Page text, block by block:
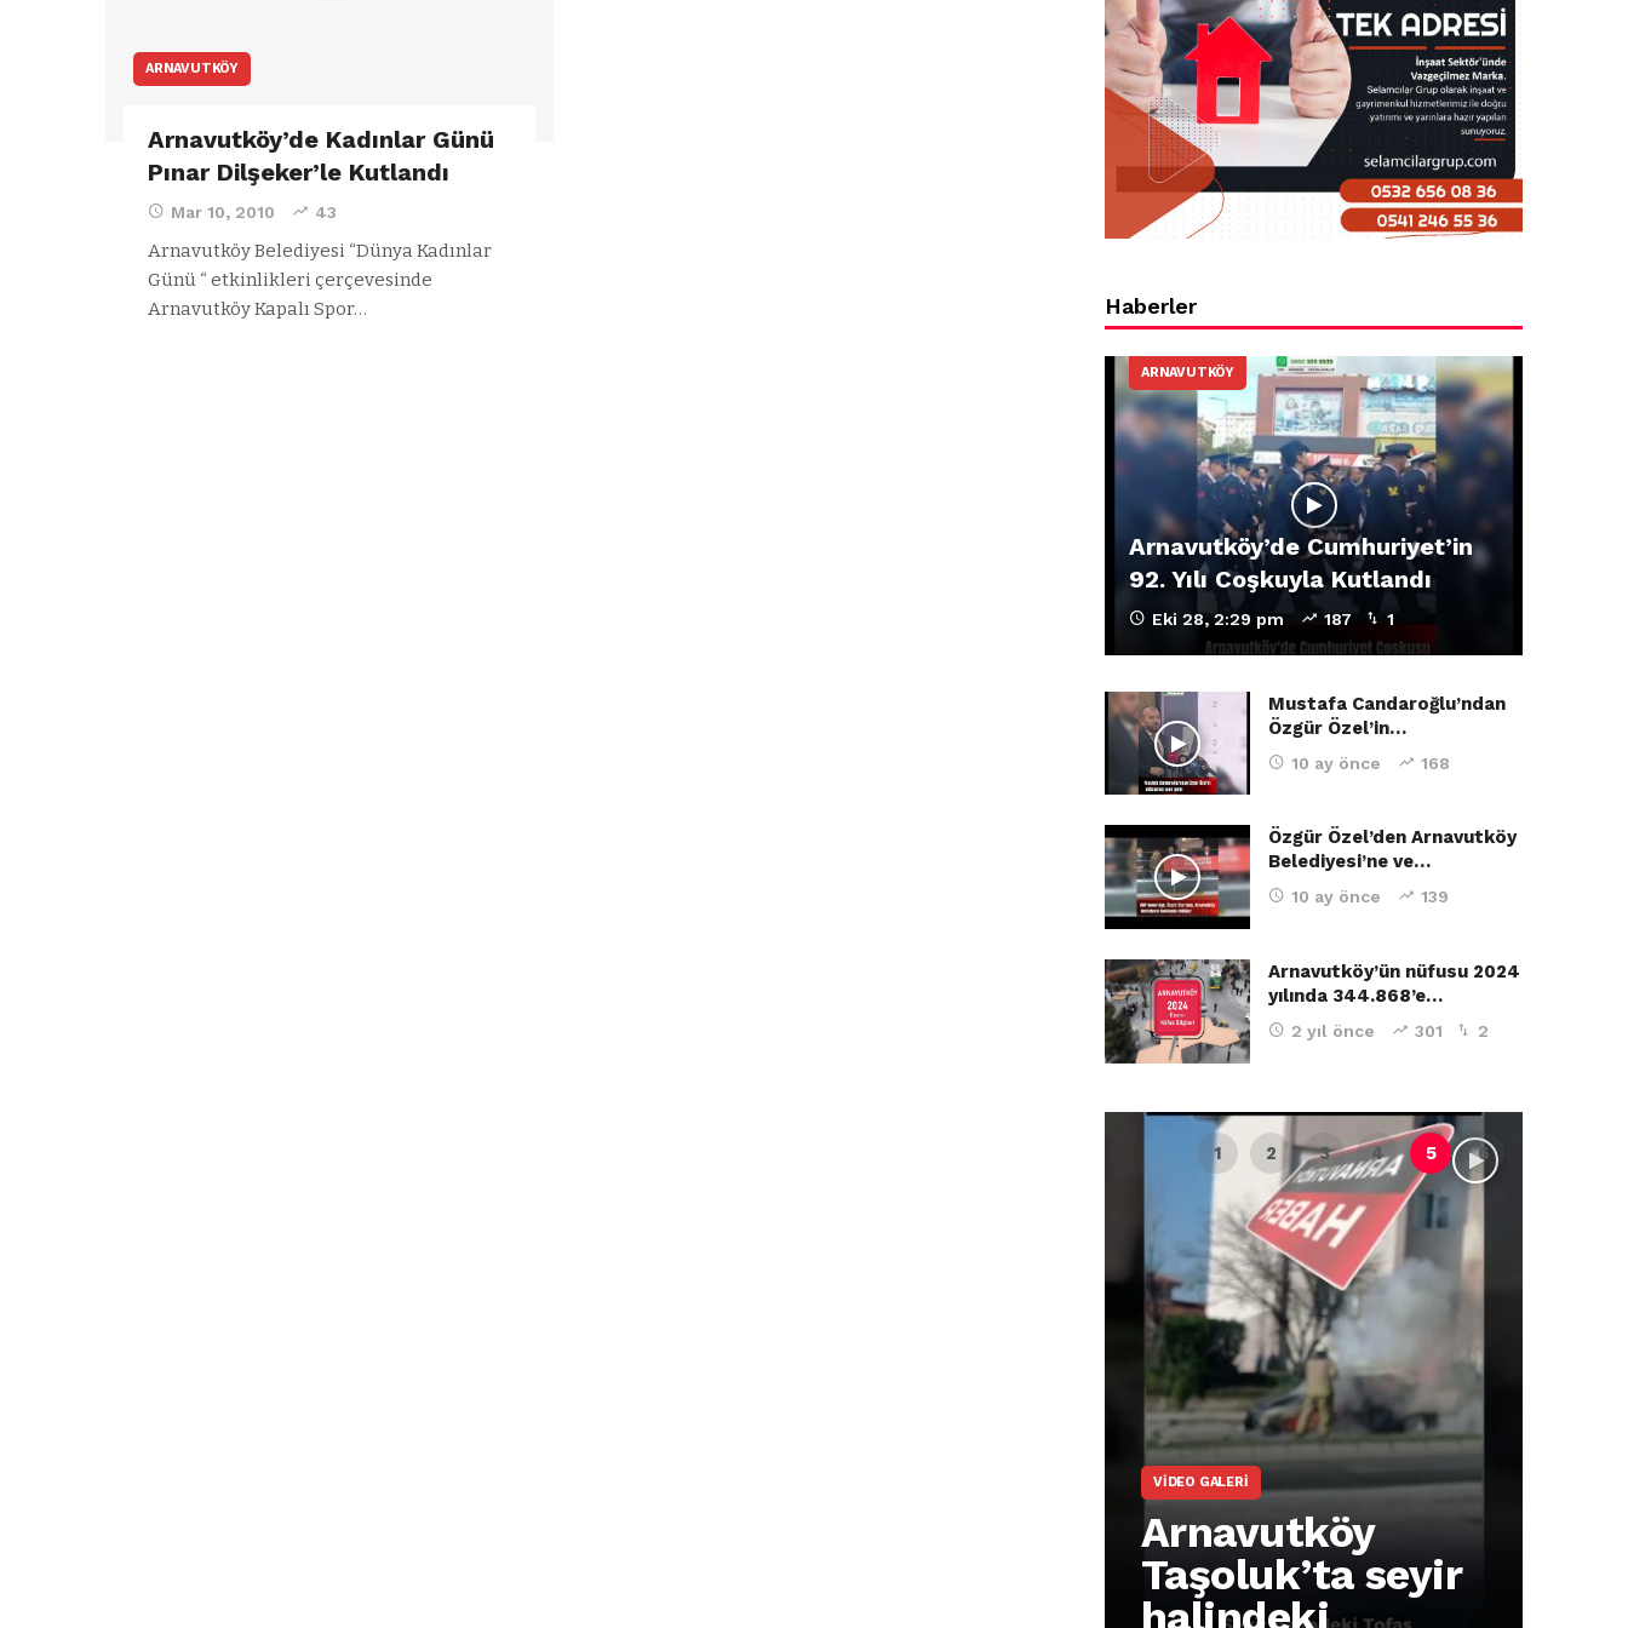
ARNAVUTKÖY
Arnavutköy’de Kadınlar Günü
Pınar Dilşeker’le Kutlandı
Mar 10, 2010 43
Arnavutköy Belediyesi “Dünya Kadınlar
Günü “ etkinlikleri çerçevesinde
Arnavutköy Kapalı Spor…
Haberler
ARNAVUTKÖY
Arnavutköy’de Cumhuriyet’in
92. Yılı Coşkuyla Kutlandı
Eki 28, 2:29 pm 187 1
Mustafa Candaroğlu’ndan
Özgür Özel’in…
10 ay önce 168
Özgür Özel’den Arnavutköy
Belediyesi’ne ve…
10 ay önce 139
Arnavutköy’ün nüfusu 2024
yılında 344.868’e…
2 yıl önce 301 2
VIDEO GALERI
Arnavutköy
Taşoluk’ta seyir
halindeki